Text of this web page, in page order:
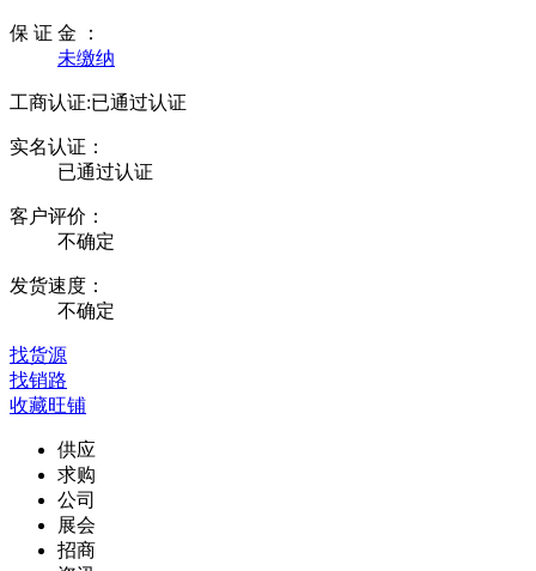
保 证 金 ：
未缴纳
工商认证:已通过认证
实名认证：
已通过认证
客户评价：
不确定
发货速度：
不确定
找货源
找销路
收藏旺铺
供应
求购
公司
展会
招商